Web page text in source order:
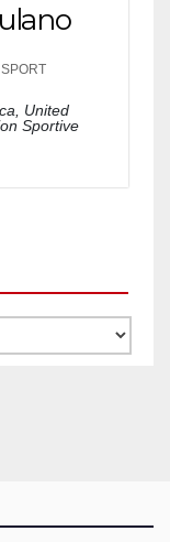
SPORT
United
Sportive